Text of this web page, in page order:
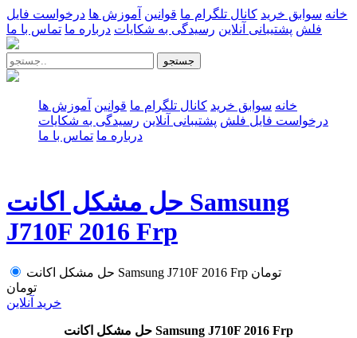
خانه سوابق خرید کانال تلگرام ما قوانین آموزش ها درخواست فایل
فلش پشتیبانی آنلاین رسیدگی به شکایات درباره ما تماس با ما
جستجو
خانه سوابق خرید کانال تلگرام ما قوانین آموزش ها
درخواست فایل فلش پشتیبانی آنلاین رسیدگی به شکایات
درباره ما تماس با ما
حل مشکل اکانت Samsung
J710F 2016 Frp
حل مشکل اکانت Samsung J710F 2016 Frp تومان
تومان
خرید آنلاین
حل مشکل اکانت Samsung J710F 2016 Frp